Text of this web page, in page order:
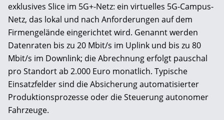
exklusives Slice im 5G+-Netz: ein virtuelles 5G-Campus-
Netz, das lokal und nach Anforderungen auf dem
Firmengelände eingerichtet wird. Genannt werden
Datenraten bis zu 20 Mbit/s im Uplink und bis zu 80
Mbit/s im Downlink; die Abrechnung erfolgt pauschal
pro Standort ab 2.000 Euro monatlich. Typische
Einsatzfelder sind die Absicherung automatisierter
Produktionsprozesse oder die Steuerung autonomer
Fahrzeuge.